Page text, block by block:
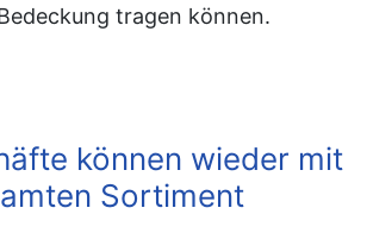
tragen können.
können wieder mit
Sortiment